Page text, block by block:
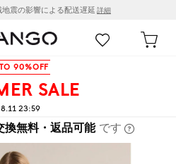
地震の影響による配送遅延 詳細
90%OFF
SALE
23:59
換無料・返品可能 です